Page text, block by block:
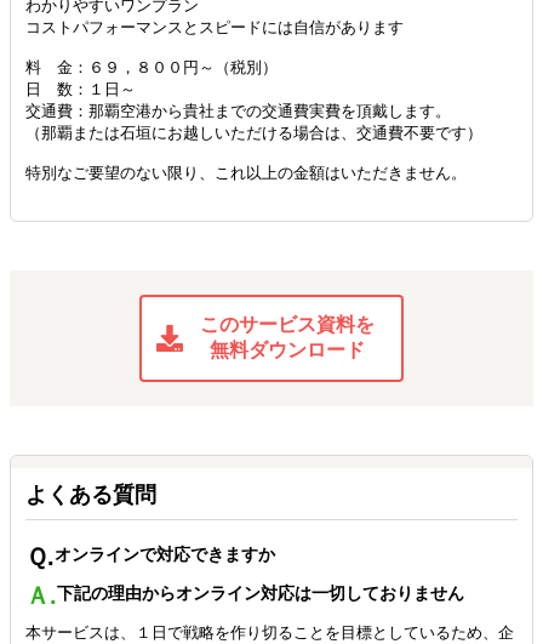
わかりやすいワンプラン
コストパフォーマンスとスピードには自信があります
料 金：６９，８００円～（税別）
日 数：１日～
交通費：那覇空港から貴社までの交通費実費を頂戴します。
（那覇または石垣にお越しいただける場合は、交通費不要です）
特別なご要望のない限り、これ以上の金額はいただきません。
このサービス資料を
無料ダウンロード
よくある質問
Ｑ.オンラインで対応できますか
Ａ.下記の理由からオンライン対応は一切しておりません
本サービスは、１日で戦略を作り切ることを目標としているため、企